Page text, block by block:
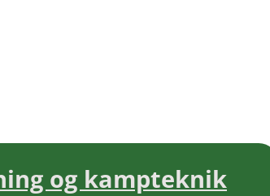
og kampteknik